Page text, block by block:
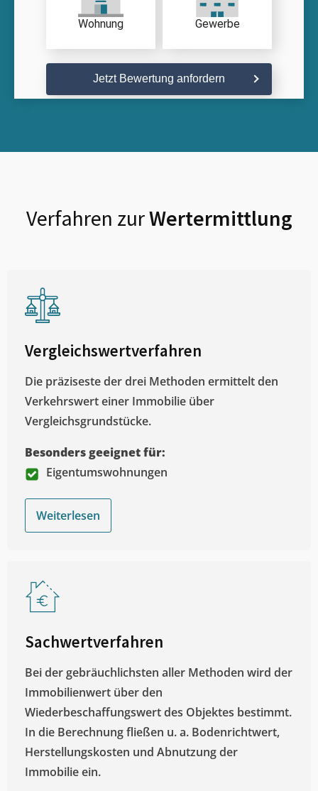
Wohnung Gewerbe
Jetzt Bewertung anfordern
Verfahren zurWertermittlung
Vergleichswertverfahren
Die präziseste der drei Methoden ermittelt den
Verkehrswert einer Immobilie über
Vergleichsgrundstücke.
Besonders geeignet für:
Eigentumswohnungen
Weiterlesen
Sachwertverfahren
Bei der gebräuchlichsten aller Methoden wird der
Immobilienwert über den
Wiederbeschaffungswert des Objektes bestimmt.
In die Berechnung fließen u. a. Bodenrichtwert,
Herstellungskosten und Abnutzung der
Immobilie ein.